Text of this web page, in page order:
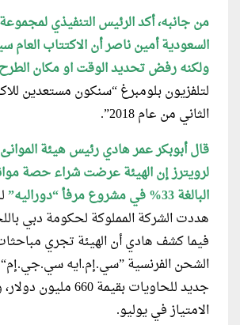
من جانبه، أكد الرئيس التنفيذي
السعودية أمين ناصر أن الاكتتاب العام
ولكنه رفض تحديد الوقت او مكان الطرح
لتلفزيون بلومبرغ “سنكون مستعدين
الثاني من عام 2018”.
قال أبوبكر عمر هاديرئيس هيئة
لرويترز إن الهيئة عرضت شراء حصة
البالغة 33% في مشروع مرفأ “دوراليه”
هددت الشركة المملوكة لحكومة دبي
فيما كشف هادي أن الهيئة تجري
الشحن الفرنسية ”سي.إم.ايه سي.جي.إم“
جديد للحاويات بقيمة 660
الامتياز في يوليو.